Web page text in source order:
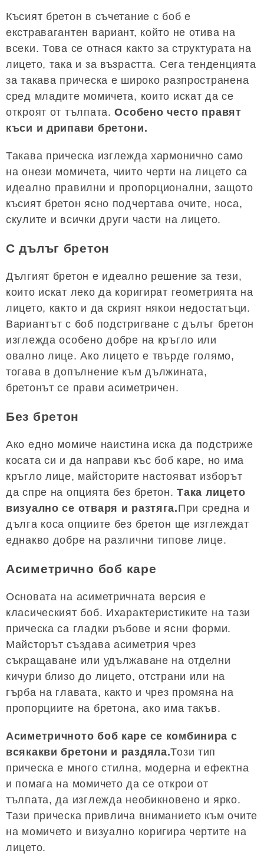
Късият бретон в съчетание с боб е
екстравагантен вариант, който не отива на
всеки. Това се отнася както за структурата на
лицето, така и за възрастта. Сега тенденцията
за такава прическа е широко разпространена
сред младите момичета, които искат да се
откроят от тълпата.Особено често правят
къси и дрипави бретони.
Такава прическа изглежда хармонично само
на онези момичета, чиито черти на лицето са
идеално правилни и пропорционални, защото
късият бретон ясно подчертава очите, носа,
скулите и всички други части на лицето.
С дълъг бретон
Дългият бретон е идеално решение за тези,
които искат леко да коригират геометрията на
лицето, както и да скрият някои недостатъци.
Вариантът с боб подстригване с дълъг бретон
изглежда особено добре на кръгло или
овално лице. Ако лицето е твърде голямо,
тогава в допълнение към дължината,
бретонът се прави асиметричен.
Без бретон
Ако едно момиче наистина иска да подстриже
косата си и да направи къс боб каре, но има
кръгло лице, майсторите настояват изборът
да спре на опцията без бретон.Така лицето
визуално се отваря и разтяга.При средна и
дълга коса опциите без бретон ще изглеждат
еднакво добре на различни типове лице.
Асиметрично боб каре
Основата на асиметричната версия е
класическият боб. Ихарактеристиките на тази
прическа са гладки ръбове и ясни форми.
Майсторът създава асиметрия чрез
съкращаване или удължаване на отделни
кичури близо до лицето, отстрани или на
гърба на главата, както и чрез промяна на
пропорциите на бретона, ако има такъв.
Асиметричното боб каре се комбинира с
всякакви бретони и раздяла.Този тип
прическа е много стилна, модерна и ефектна
и помага на момичето да се открои от
тълпата, да изглежда необикновено и ярко.
Тази прическа привлича вниманието към очите
на момичето и визуално коригира чертите на
лицето.